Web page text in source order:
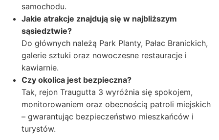
samochodu.
Jakie atrakcje znajdują się w najbliższym
sąsiedztwie?
Do głównych należą Park Planty, Pałac Branickich,
galerie sztuki oraz nowoczesne restauracje i
kawiarnie.
Czy okolica jest bezpieczna?
Tak, rejon Traugutta 3 wyróżnia się spokojem,
monitorowaniem oraz obecnością patroli miejskich
– gwarantując bezpieczeństwo mieszkańców i
turystów.